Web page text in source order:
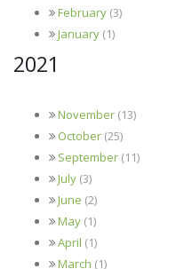
February (3)
January (1)
2021
November (13)
October (25)
September (11)
July (3)
June (2)
May (1)
April (1)
March (1)